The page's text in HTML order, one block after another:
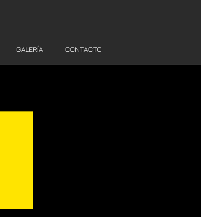
GALERÍA CONTACTO